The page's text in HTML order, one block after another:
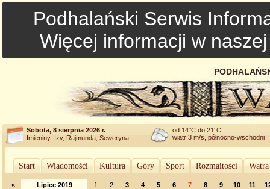
Podhalański Serwis
Więcej informacji w
Sobota, 8 sierpnia 2026 r.
Imieniny: Izy, Rajmunda, Seweryna
od 14°C do 21°C
wiatr 3 m/s, północno-wschodni
Start Wiadomości Kultura Góry Sport Rozmaitości
« Lipiec 2019 1 2 3 4 5 6 7 8 9 10 11